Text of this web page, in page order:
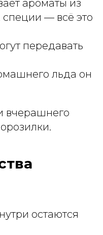
ароматы из
— всё это
передавать
льда он
вчерашнего
остаются